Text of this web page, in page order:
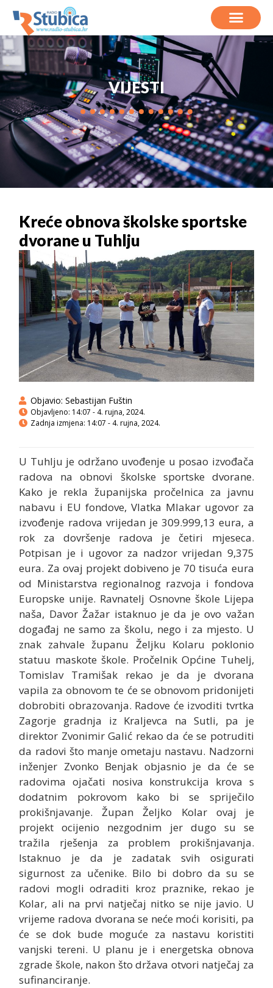
VIJESTI
Kreće obnova školske sportske
dvorane u Tuhlju
Objavio: Sebastijan Fuštin
Objavljeno: 14:07 - 4. rujna, 2024.
Zadnja izmjena: 14:07 - 4. rujna, 2024.
U Tuhlju je održano uvođenje u posao izvođača
radova na obnovi školske sportske dvorane.
Kako je rekla županijska pročelnica za javnu
nabavu i EU fondove, Vlatka Mlakar ugovor za
izvođenje radova vrijedan je 309.999,13 eura, a
rok za dovršenje radova je četiri mjeseca.
Potpisan je i ugovor za nadzor vrijedan 9,375
eura. Za ovaj projekt dobiveno je 70 tisuća eura
od Ministarstva regionalnog razvoja i fondova
Europske unije. Ravnatelj Osnovne škole Lijepa
naša, Davor Žažar istaknuo je da je ovo važan
događaj ne samo za školu, nego i za mjesto. U
znak zahvale županu Željku Kolaru poklonio
statuu maskote škole. Pročelnik Općine Tuhelj,
Tomislav Tramišak rekao je da je dvorana
vapila za obnovom te će se obnovom pridonijeti
dobrobiti obrazovanja. Radove će izvoditi tvrtka
Zagorje gradnja iz Kraljevca na Sutli, pa je
direktor Zvonimir Galić rekao da će se potruditi
da radovi što manje ometaju nastavu. Nadzorni
inženjer Zvonko Benjak objasnio je da će se
radovima ojačati nosiva konstrukcija krova s
dodatnim pokrovom kako bi se spriječilo
prokišnjavanje. Župan Željko Kolar ovaj je
projekt ocijenio nezgodnim jer dugo su se
tražila rješenja za problem prokišnjavanja.
Istaknuo je da je zadatak svih osigurati
sigurnost za učenike. Bilo bi dobro da su se
radovi mogli odraditi kroz praznike, rekao je
Kolar, ali na prvi natječaj nitko se nije javio. U
vrijeme radova dvorana se neće moći korisiti, pa
će se dok bude moguće za nastavu koristiti
vanjski tereni. U planu je i energetska obnova
zgrade škole, nakon što država otvori natječaj za
sufinanciranje.